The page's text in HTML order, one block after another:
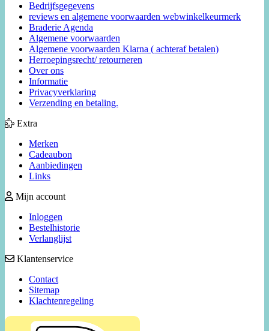
Bedrijfsgegevens
reviews en algemene voorwaarden webwinkelkeurmerk
Braderie Agenda
Algemene voorwaarden
Algemene voorwaarden Klarna ( achteraf betalen)
Herroepingsrecht/ retourneren
Over ons
Informatie
Privacyverklaring
Verzending en betaling.
Extra
Merken
Cadeaubon
Aanbiedingen
Links
Mijn account
Inloggen
Bestelhistorie
Verlanglijst
Klantenservice
Contact
Sitemap
Klachtenregeling